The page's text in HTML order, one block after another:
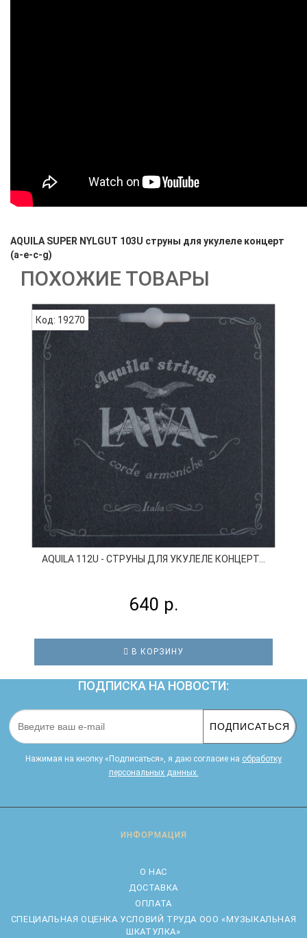
AQUILA SUPER NYLGUT 103U струны для укулеле концерт
(a-e-c-g)
ПОХОЖИЕ ТОВАРЫ
Код: 19270
AQUILA 112U - СТРУНЫ ДЛЯ УКУЛЕЛЕ КОНЦЕРТ...
640 р.
В КОРЗИНУ
ПОДПИСКА НА НОВОСТИ:
ПОДПИСАТЬСЯ
Нажимая на кнопку «Подписаться», я даю cогласие на обработку
персональных данных.
ИНФОРМАЦИЯ
О НАС
ДОСТАВКА
ОПЛАТА
CПЕЦИАЛЬНАЯ ОЦЕНКА УСЛОВИЙ ТРУДА ООО «МУЗЫКАЛЬНАЯ
ШКАТУЛКА»